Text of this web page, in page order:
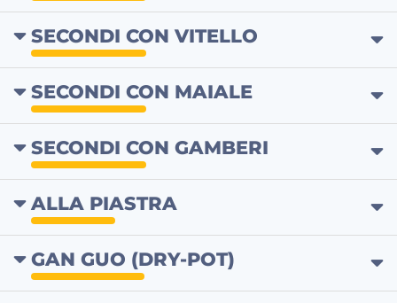
SECONDI CON VITELLO
SECONDI CON MAIALE
SECONDI CON GAMBERI
ALLA PIASTRA
GAN GUO (DRY-POT)